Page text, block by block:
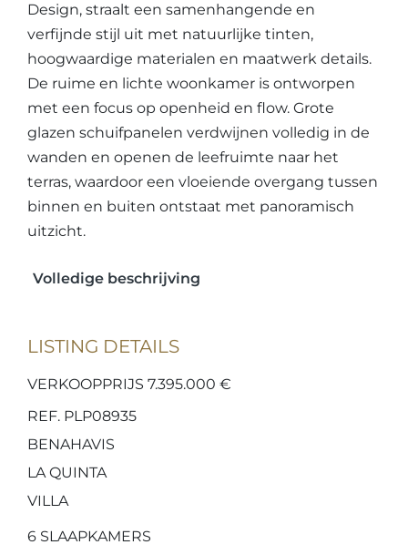
Design, straalt een samenhangende en
verfijnde stijl uit met natuurlijke tinten,
hoogwaardige materialen en maatwerk details.
De ruime en lichte woonkamer is ontworpen
met een focus op openheid en flow. Grote
glazen schuifpanelen verdwijnen volledig in de
wanden en openen de leefruimte naar het
terras, waardoor een vloeiende overgang tussen
binnen en buiten ontstaat met panoramisch
uitzicht.
Volledige beschrijving
LISTING DETAILS
VERKOOPPRIJS 7.395.000 €
REF. PLP08935
BENAHAVIS
LA QUINTA
VILLA
6 SLAAPKAMERS